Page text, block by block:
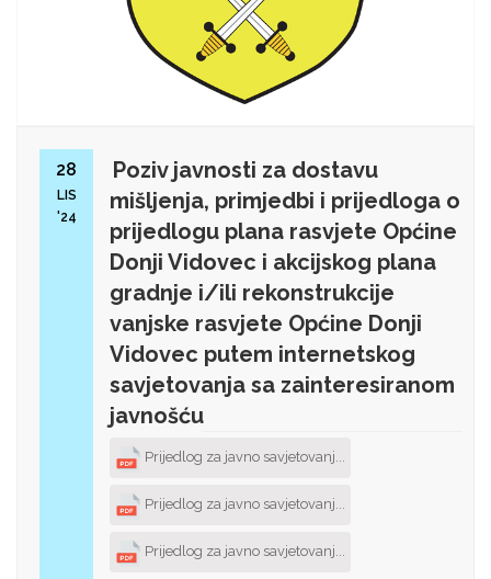
28
LIS
'24
Poziv javnosti za dostavu
mišljenja, primjedbi i prijedloga o
prijedlogu plana rasvjete Općine
Donji Vidovec i akcijskog plana
gradnje i/ili rekonstrukcije
vanjske rasvjete Općine Donji
Vidovec putem internetskog
savjetovanja sa zainteresiranom
javnošću
Prijedlog za javno savjetovanj...
Prijedlog za javno savjetovanj...
Prijedlog za javno savjetovanj...